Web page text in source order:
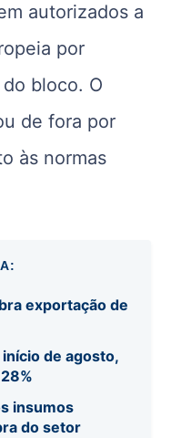
autorizados a
por
bloco. O
de fora por
às normas
exportação de
de agosto,
insumos
do setor